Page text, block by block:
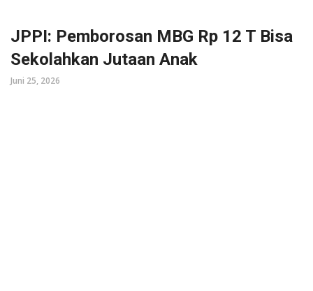
JPPI: Pemborosan MBG Rp 12 T Bisa
Sekolahkan Jutaan Anak
Juni 25, 2026